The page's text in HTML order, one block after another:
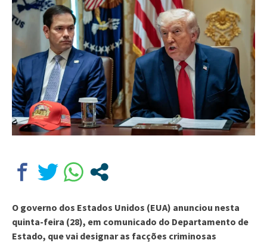
O governo dos Estados Unidos (EUA) anunciou nesta
quinta-feira (28), em comunicado do Departamento de
Estado, que vai designar as facções criminosas